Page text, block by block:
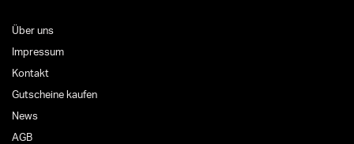
Über uns
Impressum
Kontakt
Gutscheine kaufen
News
AGB